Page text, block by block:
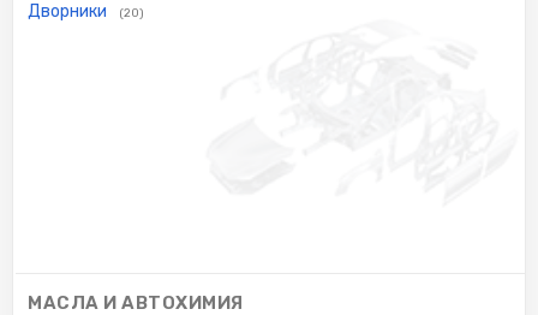
Дворники (20)
МАСЛА И АВТОХИМИЯ